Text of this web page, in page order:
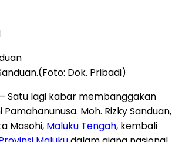
Dok. Pribadi)
– Satu lagi kabar membanggakan
Moh. Rizky Sanduan,
Masohi, Maluku Tengah, kembali